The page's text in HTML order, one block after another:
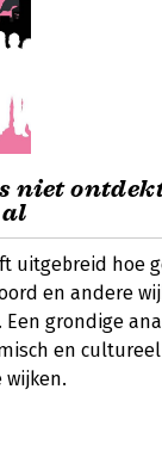
niet
uitgebreid hoe
en andere
grondige
en
wijken.